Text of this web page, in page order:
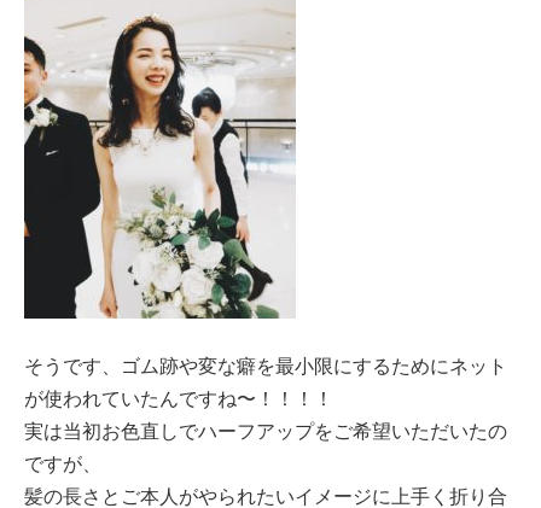
そうです、ゴム跡や変な癖を最小限にするためにネット
が使われていたんですね〜！！！！
実は当初お色直しでハーフアップをご希望いただいたの
ですが、
髪の長さとご本人がやられたいイメージに上手く折り合